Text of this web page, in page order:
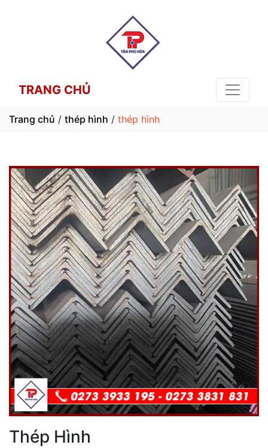
TRANG CHỦ
Trang chủ / thép hình / thép hình
Thép Hình